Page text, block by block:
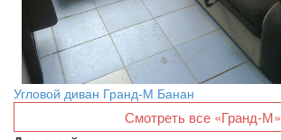
Угловой диван Гранд-М Банан
Смотреть все «Гранд-М»